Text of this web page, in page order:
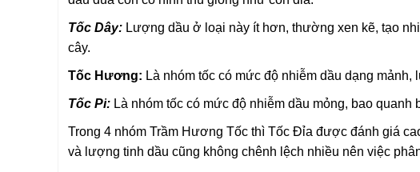
Tốc Dây: Lượng dầu ở loại này ít hơn, thường xen kẽ, tạo
cây.
Tốc Hương: Là nhóm tốc có mức độ nhiễm dầu dạng
Tốc Pi: Là nhóm tốc có mức độ nhiễm dầu mỏng, bao
Trong 4 nhóm Trầm Hương Tốc thì Tốc Đỉa được đánh giá
và lượng tinh dầu cũng không chênh lệch nhiều nên việc